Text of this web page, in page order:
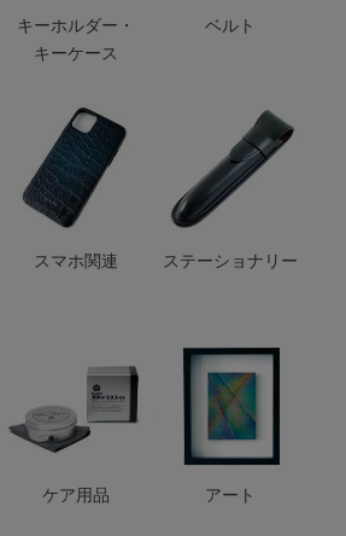
キーホルダー・
キーケース
ベルト
スマホ関連 ステーショナリー
ケア用品 アート